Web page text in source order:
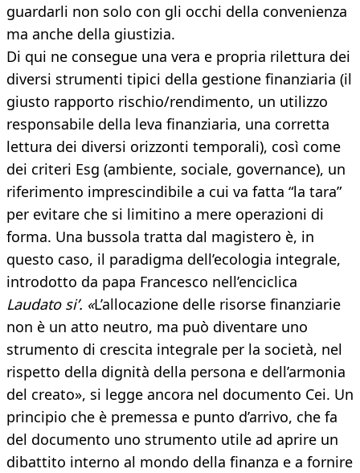
guardarli non solo con gli occhi della convenienza
ma anche della giustizia.
Di qui ne consegue una vera e propria rilettura dei
diversi strumenti tipici della gestione finanziaria (il
giusto rapporto rischio/rendimento, un utilizzo
responsabile della leva finanziaria, una corretta
lettura dei diversi orizzonti temporali), così come
dei criteri Esg (ambiente, sociale, governance), un
riferimento imprescindibile a cui va fatta “la tara”
per evitare che si limitino a mere operazioni di
forma. Una bussola tratta dal magistero è, in
questo caso, il paradigma dell’ecologia integrale,
introdotto da papa Francesco nell’enciclica
Laudato si’. «L’allocazione delle risorse finanziarie
non è un atto neutro, ma può diventare uno
strumento di crescita integrale per la società, nel
rispetto della dignità della persona e dell’armonia
del creato», si legge ancora nel documento Cei. Un
principio che è premessa e punto d’arrivo, che fa
del documento uno strumento utile ad aprire un
dibattito interno al mondo della finanza e a fornire